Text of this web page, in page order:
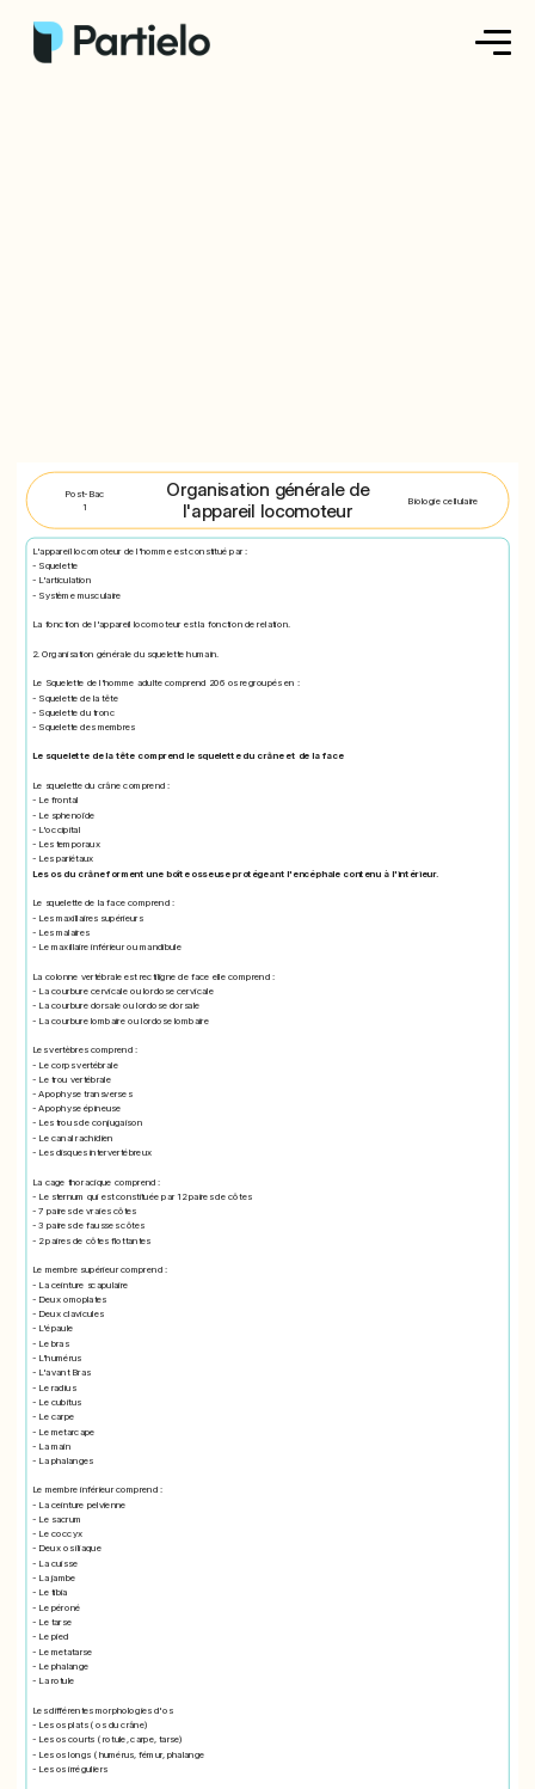
Post-Bac
1
Organisation générale de
l'appareil locomoteur
Biologie cellulaire
L'appareil locomoteur de l'homme est constitué par :
- Squelette
- L'articulation
- Système musculaire
La fonction de l'appareil locomoteur est la fonction de relation.
2. Organisation générale du squelette humain.
Le Squelette de l'homme adulte comprend 206 os regroupés en :
- Squelette de la tête
- Squelette du tronc
- Squelette des membres
Le squelette de la tête comprend le squelette du crâne et de la face
Le squelette du crâne comprend :
- Le frontal
- Le sphenoïde
- L'occipital
- Les temporaux
- Les pariétaux
Les os du crâne forment une boîte osseuse protégeant l'encéphale contenu à l'intérieur.
Le squelette de la face comprend :
- Les maxillaires supérieurs
- Les malaires
- Le maxillaire inférieur ou mandibule
La colonne vertébrale est rectiligne de face elle comprend :
- La courbure cervicale ou lordose cervicale
- La courbure dorsale ou lordose dorsale
- La courbure lombaire ou lordose lombaire
Les vertèbres comprend :
- Le corps vertébrale
- Le trou vertébrale
- Apophyse transverses
- Apophyse épineuse
- Les trous de conjugaison
- Le canal rachidien
- Les disques intervertébreux
La cage thoracique comprend :
- Le sternum qui est constituée par 12 paires de côtes
- 7 paires de vraies côtes
- 3 paires de fausses côtes
- 2 paires de côtes flottantes
Le membre supérieur comprend :
- La ceinture scapulaire
- Deux omoplates
- Deux clavicules
- L'épaule
- Le bras
- L'humérus
- L'avant Bras
- Le radius
- Le cubitus
- Le carpe
- Le metarcape
- La main
- La phalanges
Le membre inférieur comprend :
- La ceinture pelvienne
- Le sacrum
- Le coccyx
- Deux os iliaque
- La cuisse
- La jambe
- Le tibia
- Le péroné
- Le tarse
- Le pied
- Le metatarse
- Le phalange
- La rotule
Les différentes morphologies d'os
- Les os plats ( os du crâne)
- Les os courts ( rotule, carpe, tarse)
- Les os longs ( humérus, fémur, phalange
- Les os irréguliers